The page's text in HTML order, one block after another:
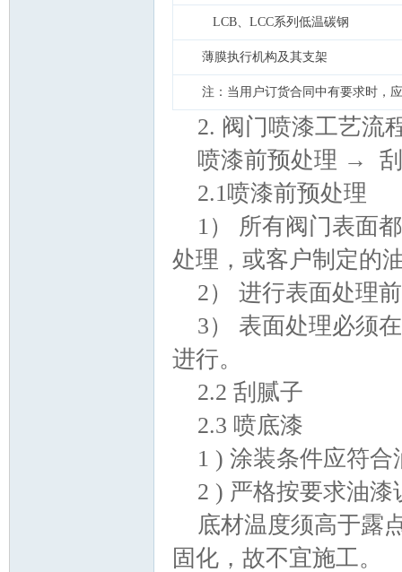
LCB、LCC系列低温碳钢
薄膜执行机构及其支架
注：当用户订货合同中有要求时，
2. 阀门喷漆工艺流
喷漆前预处理 →
2.1喷漆前预处理
1） 所有阀门表面
处理，或客户制定的
2） 进行表面处理
3） 表面处理必须
进行。
2.2 刮腻子
2.3 喷底漆
1 ) 涂装条件应符
2 ) 严格按要求油
底材温度须高于露
固化，故不宜施工。